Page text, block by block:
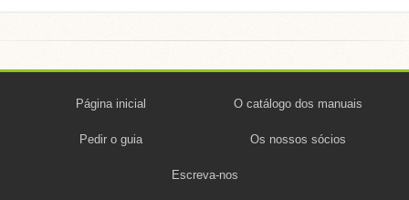
Página inicial O catálogo dos manuais
Pedir o guia Os nossos sócios
Escreva-nos